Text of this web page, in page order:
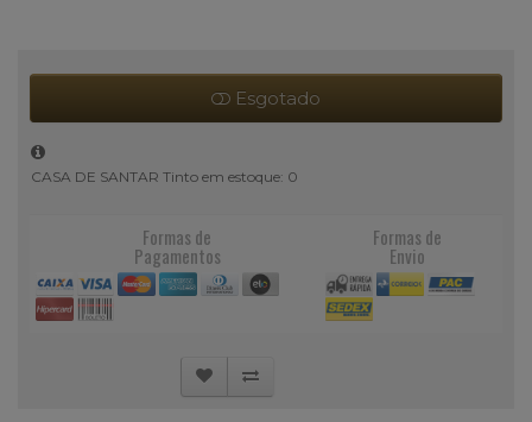
Esgotado
CASA DE SANTAR Tinto em estoque: 0
Formas de
Pagamentos
Formas de
Envio